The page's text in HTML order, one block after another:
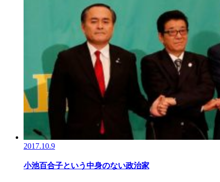
2017.10.9
小池百合子という中身のない政治家